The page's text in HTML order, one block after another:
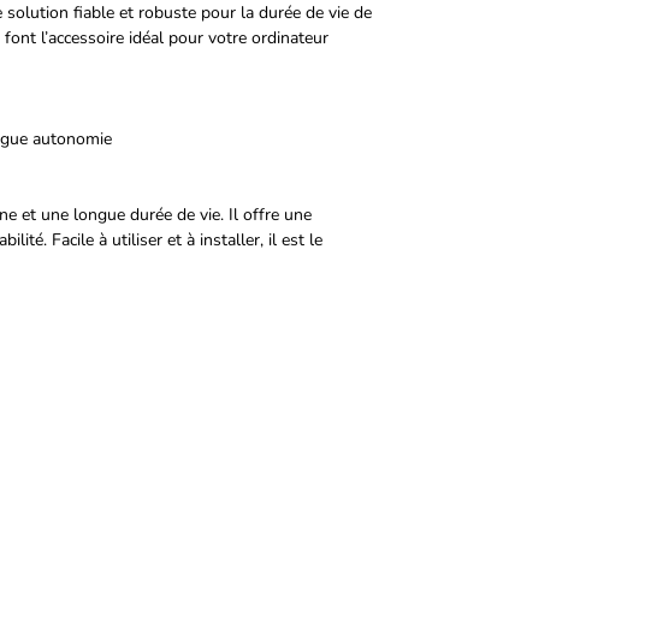
fiable et robuste pour la durée de vie de
l’accessoire idéal pour votre ordinateur
autonomie
et une longue durée de vie. Il offre une
Facile à utiliser et à installer, il est le